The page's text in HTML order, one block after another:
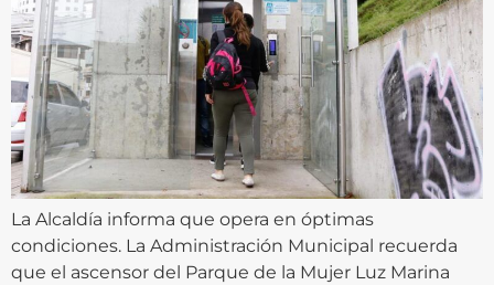
La Alcaldía informa que opera en óptimas
condiciones. La Administración Municipal recuerda
que el ascensor del Parque de la Mujer Luz Marina